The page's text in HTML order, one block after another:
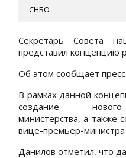
СНБО
Секретарь Совета
представил концепцию
Об этом сообщает
В рамках данной
создание
министерства, а также
вице-премьер-министра
Данилов отметил, что